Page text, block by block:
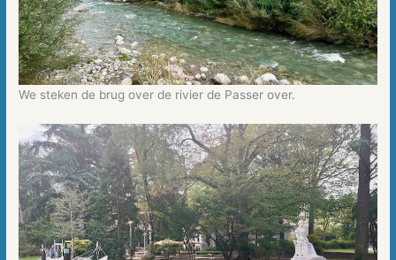
We steken de brug over de rivier de Passer over.